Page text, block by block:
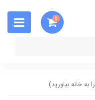
0
خانه بیاورید)